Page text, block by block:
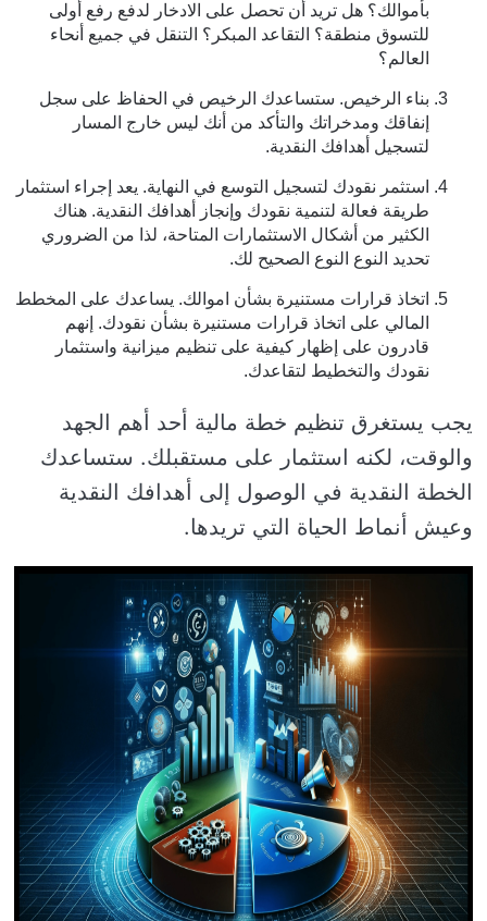
بأموالك؟ هل تريد أن تحصل على الادخار لدفع رفع أولى
للتسوق منطقة؟ التقاعد المبكر؟ التنقل في جميع أنحاء
العالم؟
بناء الرخيص. ستساعدك الرخيص في الحفاظ على سجل
إنفاقك ومدخراتك والتأكد من أنك ليس خارج المسار
لتسجيل أهدافك النقدية.
استثمر نقودك لتسجيل التوسع في النهاية. يعد إجراء استثمار
طريقة فعالة لتنمية نقودك وإنجاز أهدافك النقدية. هناك
الكثير من أشكال الاستثمارات المتاحة، لذا من الضروري
تحديد النوع النوع الصحيح لك.
اتخاذ قرارات مستنيرة بشأن اموالك. يساعدك على المخطط
المالي على اتخاذ قرارات مستنيرة بشأن نقودك. إنهم
قادرون على إظهار كيفية على تنظيم ميزانية واستثمار
نقودك والتخطيط لتقاعدك.
يجب يستغرق تنظيم خطة مالية أحد أهم الجهد
والوقت، لكنه استثمار على مستقبلك. ستساعدك
الخطة النقدية في الوصول إلى أهدافك النقدية
وعيش أنماط الحياة التي تريدها.